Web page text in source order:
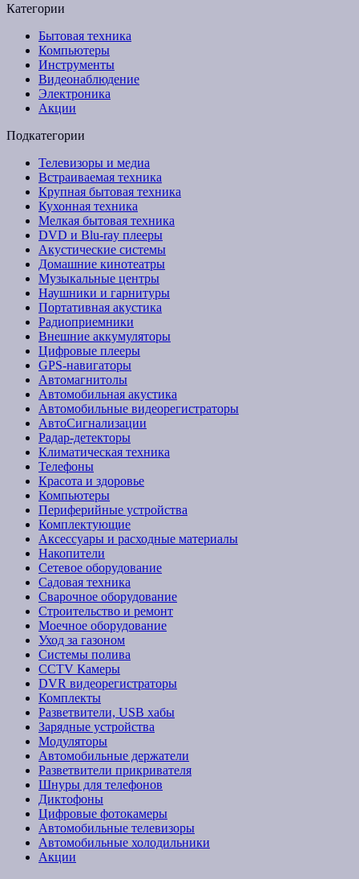
Категории
Бытовая техника
Компьютеры
Инструменты
Видеонаблюдение
Электроника
Акции
Подкатегории
Телевизоры и медиа
Встраиваемая техника
Крупная бытовая техника
Кухонная техника
Мелкая бытовая техника
DVD и Blu-ray плееры
Акустические системы
Домашние кинотеатры
Музыкальные центры
Наушники и гарнитуры
Портативная акустика
Радиоприемники
Внешние аккумуляторы
Цифровые плееры
GPS-навигаторы
Автомагнитолы
Автомобильная акустика
Автомобильные видеорегистраторы
АвтоСигнализации
Радар-детекторы
Климатическая техника
Телефоны
Красота и здоровье
Компьютеры
Периферийные устройства
Комплектующие
Аксессуары и расходные материалы
Накопители
Сетевое оборудование
Садовая техника
Сварочное оборудование
Строительство и ремонт
Моечное оборудование
Уход за газоном
Системы полива
CCTV Камеры
DVR видеорегистраторы
Комплекты
Разветвители, USB хабы
Зарядные устройства
Модуляторы
Автомобильные держатели
Разветвители прикривателя
Шнуры для телефонов
Диктофоны
Цифровые фотокамеры
Автомобильные телевизоры
Автомобильные холодильники
Акции